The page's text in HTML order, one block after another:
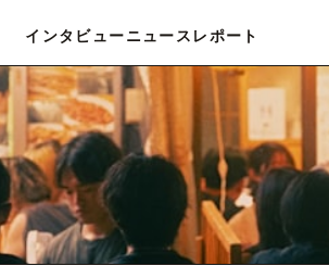
インタビューニュース レポート